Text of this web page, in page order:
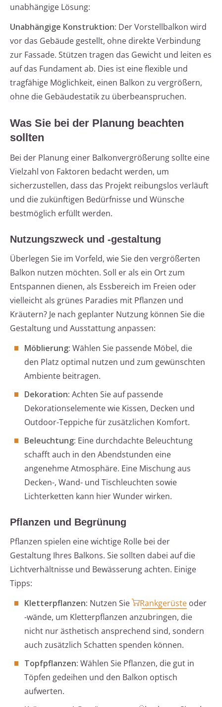
unabhängige Lösung:
Unabhängige Konstruktion: Der Vorstellbalkon wird
vor das Gebäude gestellt, ohne direkte Verbindung
zur Fassade. Stützen tragen das Gewicht und leiten es
auf das Fundament ab. Dies ist eine flexible und
tragfähige Möglichkeit, einen Balkon zu vergrößern,
ohne die Gebäudestatik zu überbeanspruchen.
Was Sie bei der Planung beachten
sollten
Bei der Planung einer Balkonvergrößerung sollte eine
Vielzahl von Faktoren bedacht werden, um
sicherzustellen, dass das Projekt reibungslos verläuft
und die zukünftigen Bedürfnisse und Wünsche
bestmöglich erfüllt werden.
Nutzungszweck und -gestaltung
Überlegen Sie im Vorfeld, wie Sie den vergrößerten
Balkon nutzen möchten. Soll er als ein Ort zum
Entspannen dienen, als Essbereich im Freien oder
vielleicht als grünes Paradies mit Pflanzen und
Kräutern? Je nach geplanter Nutzung können Sie die
Gestaltung und Ausstattung anpassen:
Möblierung: Wählen Sie passende Möbel, die
den Platz optimal nutzen und zum gewünschten
Ambiente beitragen.
Dekoration: Achten Sie auf passende
Dekorationselemente wie Kissen, Decken und
Outdoor-Teppiche für zusätzlichen Komfort.
Beleuchtung: Eine durchdachte Beleuchtung
schafft auch in den Abendstunden eine
angenehme Atmosphäre. Eine Mischung aus
Decken-, Wand- und Tischleuchten sowie
Lichterketten kann hier Wunder wirken.
Pflanzen und Begrünung
Pflanzen spielen eine wichtige Rolle bei der
Gestaltung Ihres Balkons. Sie sollten dabei auf die
Lichtverhältnisse und Bewässerung achten. Einige
Tipps:
Kletterpflanzen: Nutzen Sie Rankgerüste oder
-wände, um Kletterpflanzen anzubringen, die
nicht nur ästhetisch ansprechend sind, sondern
auch zusätzlich Schatten spenden können.
Topfpflanzen: Wählen Sie Pflanzen, die gut in
Töpfen gedeihen und den Balkon optisch
aufwerten.